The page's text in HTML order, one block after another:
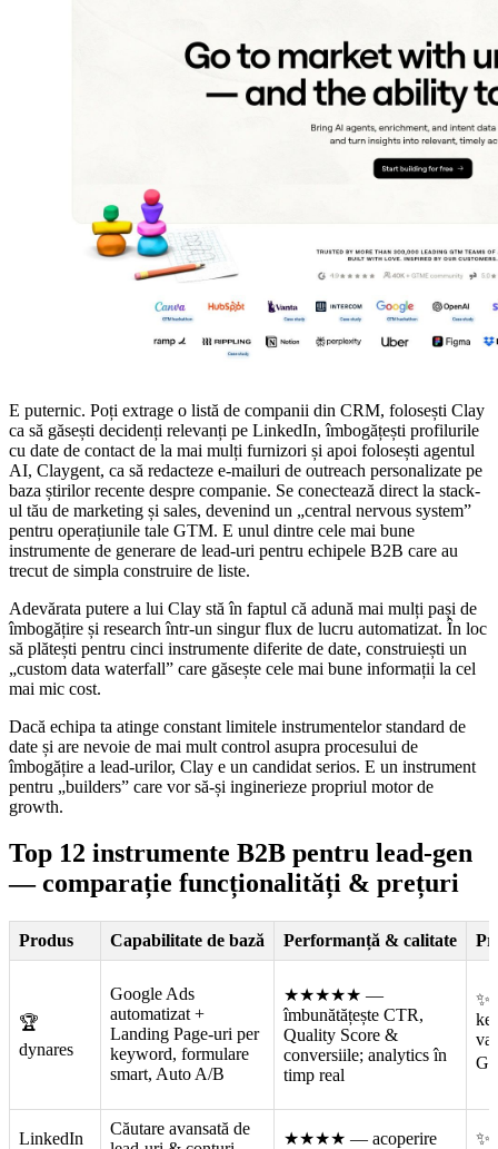
E puternic. Poți extrage o listă de companii din CRM, folosești Clay
ca să găsești decidenți relevanți pe LinkedIn, îmbogățești profilurile
cu date de contact de la mai mulți furnizori și apoi folosești agentul
AI, Claygent, ca să redacteze e-mailuri de outreach personalizate pe
baza știrilor recente despre companie. Se conectează direct la stack-
ul tău de marketing și sales, devenind un „central nervous system”
pentru operațiunile tale GTM. E unul dintre cele mai bune
instrumente de generare de lead-uri pentru echipele B2B care au
trecut de simpla construire de liste.
Adevărata putere a lui Clay stă în faptul că adună mai mulți pași de
îmbogățire și research într-un singur flux de lucru automatizat. În loc
să plătești pentru cinci instrumente diferite de date, construiești un
„custom data waterfall” care găsește cele mai bune informații la cel
mai mic cost.
Dacă echipa ta atinge constant limitele instrumentelor standard de
date și are nevoie de mai mult control asupra procesului de
îmbogățire a lead-urilor, Clay e un candidat serios. E un instrument
pentru „builders” care vor să-și inginerieze propriul motor de
growth.
Top 12 instrumente B2B pentru lead-gen
— comparație funcționalități & prețuri
Produs Capabilitate de bază Performanță & calitate
🏆
dynares
Google Ads
automatizat +
Landing Page-uri per
keyword, formulare
smart, Auto A/B
★★★★★ —
îmbunătățește CTR,
Quality Score &
conversiile; analytics în
timp real
✨
LinkedIn
Căutare avansată de
★★★★ — acoperire
✨